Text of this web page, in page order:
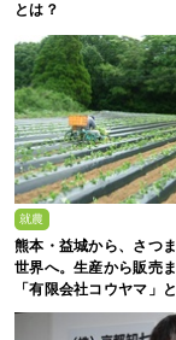
とは？
就農
熊本・益城から、さつ
世界へ。生産から販売
「有限会社コウヤマ」